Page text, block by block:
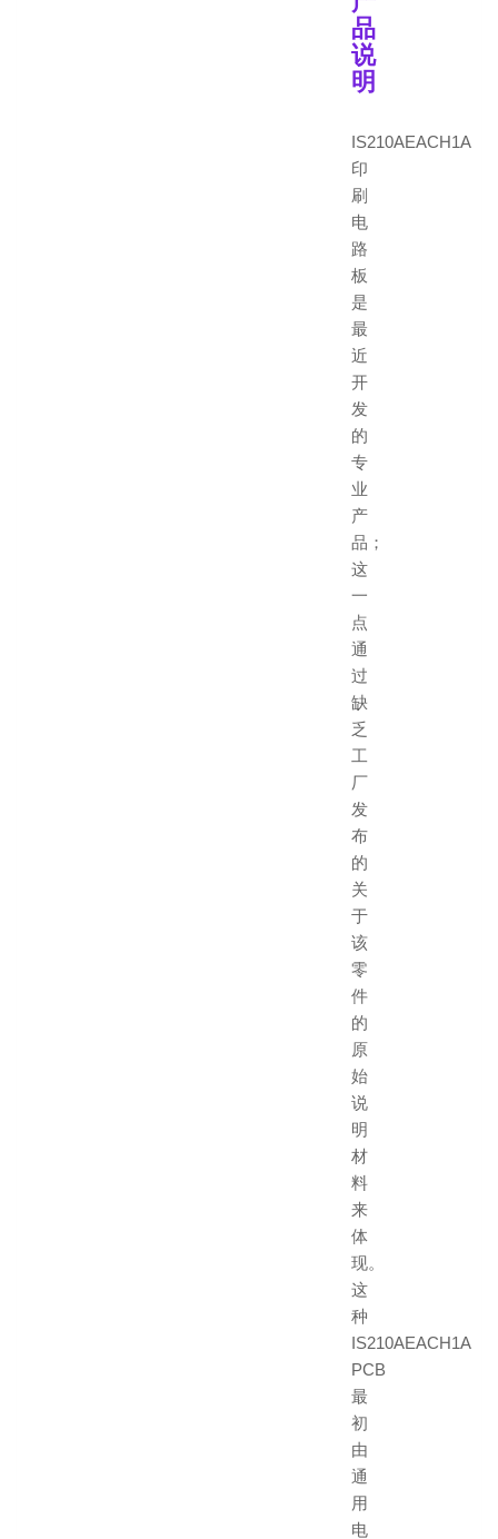
品
说
明
IS210AEACH1A
印
刷
电
路
板
是
最
近
开
发
的
专
业
产
品；
这
一
点
通
过
缺
乏
工
厂
发
布
的
关
于
该
零
件
的
原
始
说
明
材
料
来
体
现。
这
种
IS210AEACH1A
PCB
最
初
由
通
用
电